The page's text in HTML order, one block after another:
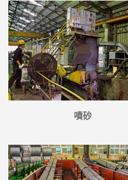
噴砂